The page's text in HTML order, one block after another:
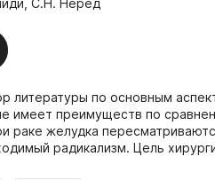
литературы по основным
имеет преимуществ по
раке желудка
радикализм. Цель